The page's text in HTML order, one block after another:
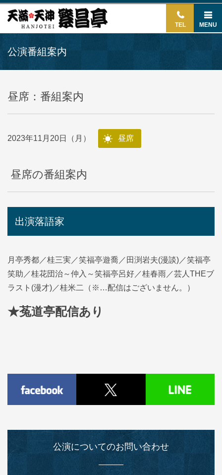
TEL MENU
公演番組案内
昼席：番組案内
2023年11月20日（月） 昼席
昼席の番組案内
出演落語家
月亭秀都／桂三実／笑福亭遊喬／田渕岩夫(漫談)／笑福亭
笑助／桂花団治～仲入～笑福亭呂好／桂春雨／芸人THEブ
ラスト(漫才)／桂米二（※…配信はございません。）
★菟道亭配信あり
公演についてのお問い合わせ